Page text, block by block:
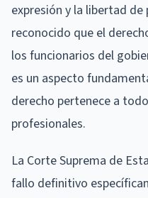
expresión y la libertad de
reconocido que el
los funcionarios del
es un aspecto
derecho pertenece a
profesionales.
La Corte Suprema de
fallo definitivo